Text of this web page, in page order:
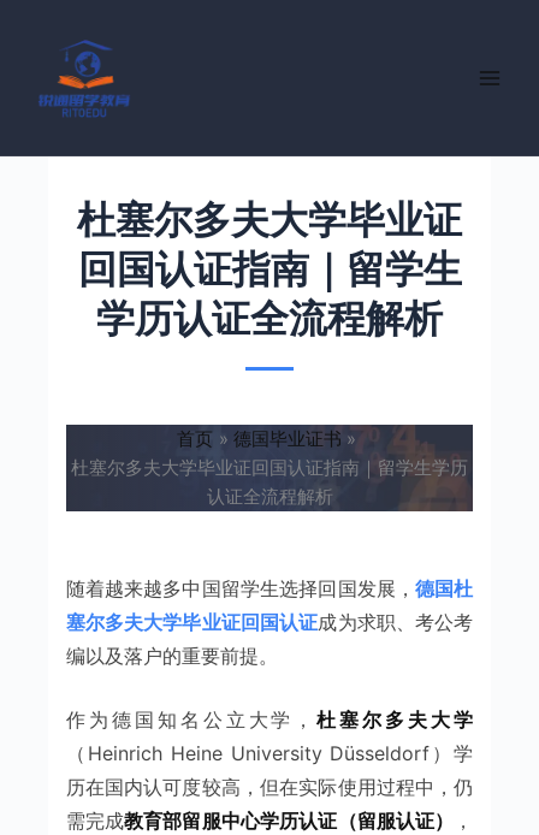
杜塞尔多夫大学毕业证
回国认证指南｜留学生
学历认证全流程解析
首页
德国毕业证书
杜塞尔多夫大学毕业证回国认证指南｜留学生学历
认证全流程解析
随着越来越多中国留学生选择回国发展，德国杜
塞尔多夫大学毕业证回国认证成为求职、考公考
编以及落户的重要前提。
作为德国知名公立大学，杜塞尔多夫大学
（Heinrich Heine University Düsseldorf）学
历在国内认可度较高，但在实际使用过程中，仍
需完成教育部留服中心学历认证（留服认证）
，